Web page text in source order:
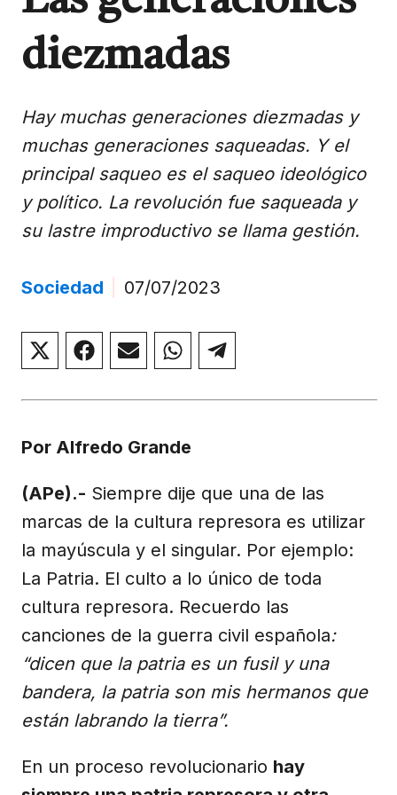
diezmadas
Hay muchas generaciones diezmadas y
muchas generaciones saqueadas. Y el
principal saqueo es el saqueo ideológico
y político. La revolución fue saqueada y
su lastre improductivo se llama gestión.
Sociedad 07/07/2023
Compartir
en
(Twitter)
Compartir
en
Compartir
en
Compartir
en
Compartir
en
Por Alfredo Grande
(APe).- Siempre dije que una de las
marcas de la cultura represora es utilizar
la mayúscula y el singular. Por ejemplo:
La Patria. El culto a lo único de toda
cultura represora. Recuerdo las
canciones de la guerra civil española:
“dicen que la patria es un fusil y una
bandera, la patria son mis hermanos que
están labrando la tierra”.
En un proceso revolucionario hay